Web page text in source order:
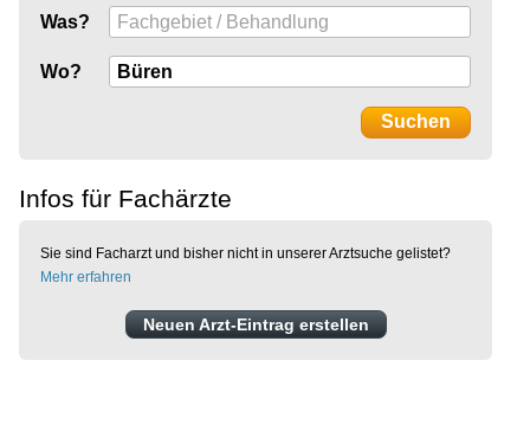
Was?
Wo?
Infos für Fachärzte
Sie sind Facharzt und bisher nicht in unserer Arztsuche gelistet?
Mehr erfahren
Neuen Arzt-Eintrag erstellen